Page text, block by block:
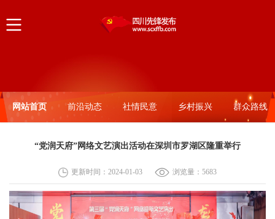
网站首页 前沿动态 社情民意 乡村振兴 群众路线
“党润天府”网络文艺演出活动在深圳市罗湖区隆重举行
更新时间：2024-01-03 浏览量： 5683